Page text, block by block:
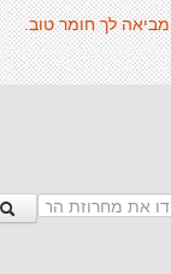
מביאה לך חומר טוב.